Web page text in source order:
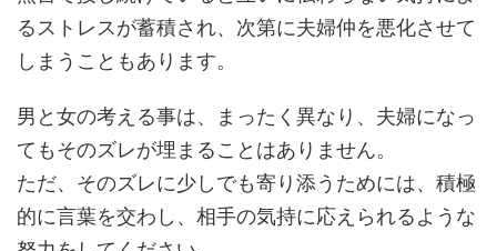
るストレスが蓄積され、次第に夫婦仲を悪化させて
しまうこともあります。
男と女の考える事は、まったく異なり、夫婦になっ
てもそのズレが埋まることはありません。
ただ、そのズレに少しでも寄り添うためには、積極
的に言葉を交わし、相手の気持に応えられるような